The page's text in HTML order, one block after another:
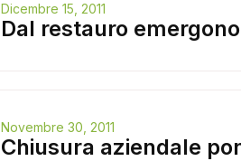
Dicembre 15, 2011
Dal restauro
Novembre 30, 2011
Chiusura aziendale